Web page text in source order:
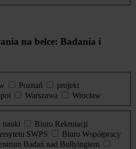
na belce: Badania i
Poznań
projekt
Warszawa
Wrocław
nauki
Biuro Rekrutacji
SWPS
Biuro Współpracy
Badań nad Bullyingiem